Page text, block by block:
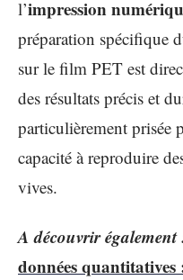
l’impression
préparation spécifique
sur le film PET est
des résultats précis et
particulièrement prisée
capacité à reproduire
vives.
A découvrir également
données